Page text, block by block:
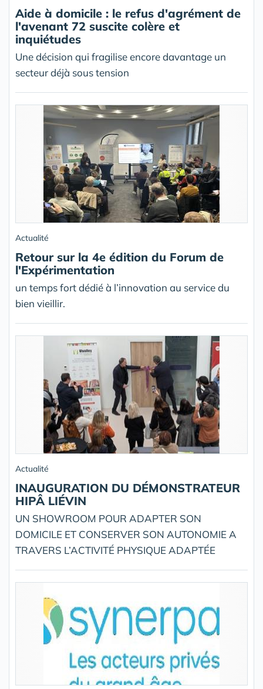
Aide à domicile : le refus d'agrément de
l'avenant 72 suscite colère et
inquiétudes
Une décision qui fragilise encore davantage un
secteur déjà sous tension
Actualité
Retour sur la 4e édition du Forum de
l'Expérimentation
un temps fort dédié à l’innovation au service du
bien vieillir.
Actualité
INAUGURATION DU DÉMONSTRATEUR
HIPÂ LIÉVIN
UN SHOWROOM POUR ADAPTER SON
DOMICILE ET CONSERVER SON AUTONOMIE A
TRAVERS L’ACTIVITÉ PHYSIQUE ADAPTÉE